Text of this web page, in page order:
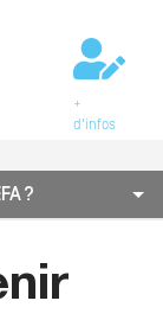
+
d'infos
?